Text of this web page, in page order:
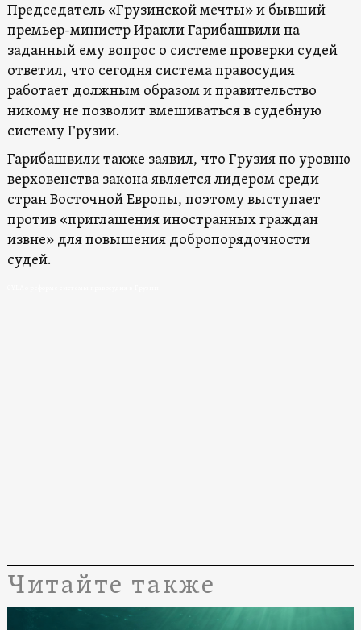
Председатель «Грузинской мечты» и бывший
премьер-министр Иракли Гарибашвили на
заданный ему вопрос о системе проверки судей
ответил, что сегодня система правосудия
работает должным образом и правительство
никому не позволит вмешиваться в судебную
систему Грузии.
Гарибашвили также заявил, что Грузия по уровню
верховенства закона является лидером среди
стран Восточной Европы, поэтому выступает
против «приглашения иностранных граждан
извне» для повышения добропорядочности
судей.
Читайте также